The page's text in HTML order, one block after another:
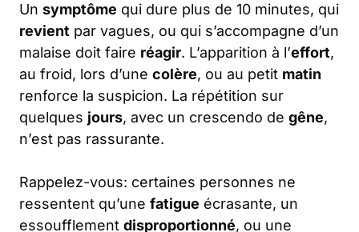
Un symptôme qui dure plus de 10 minutes, qui
revient par vagues, ou qui s’accompagne d’un
malaise doit faire réagir. L’apparition à l’effort,
au froid, lors d’une colère, ou au petit matin
renforce la suspicion. La répétition sur
quelques jours, avec un crescendo de gêne,
n’est pas rassurante.
Rappelez-vous: certaines personnes ne
ressentent qu’une fatigue écrasante, un
essoufflement disproportionné, ou une